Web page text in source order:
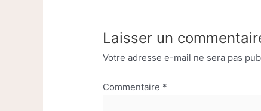
Laisser un
Votre adresse e-mail ne sera pas
Commentaire *